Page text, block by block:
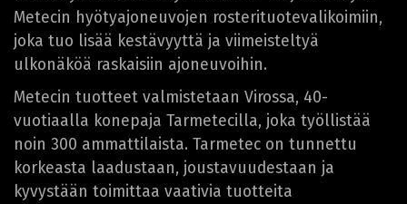
Metecin hyötyajoneuvojen rosterituotevalikoimiin,
joka tuo lisää kestävyyttä ja viimeisteltyä
ulkonäköä raskaisiin ajoneuvoihin.
Metecin tuotteet valmistetaan Virossa, 40-
vuotiaalla konepaja Tarmetecilla, joka työllistää
noin 300 ammattilaista. Tarmetec on tunnettu
korkeasta laadustaan, joustavuudestaan ja
kyvystään toimittaa vaativia tuotteita